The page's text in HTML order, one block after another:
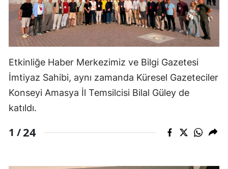
Etkinliğe Haber Merkezimiz ve Bilgi Gazetesi
İmtiyaz Sahibi, aynı zamanda Küresel Gazeteciler
Konseyi Amasya İl Temsilcisi Bilal Güley de
katıldı.
1 /24